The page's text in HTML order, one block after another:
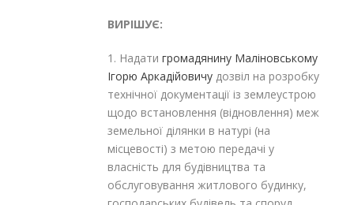
ВИРІШУЄ:
1. Надати громадянину Маліновському
Ігорю Аркадійовичу дозвіл на розробку
технічної документації із землеустрою
щодо встановлення (відновлення) меж
земельної ділянки в натурі (на
місцевості) з метою передачі у
власність для будівництва та
обслуговування житлового будинку,